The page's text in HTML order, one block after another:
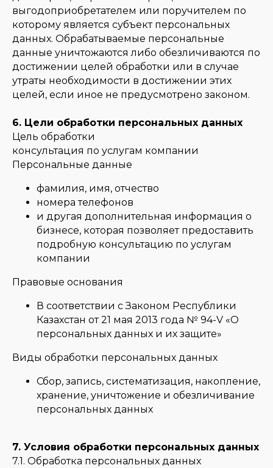
выгодоприобретателем или поручителем по
которому является субъект персональных
данных. Обрабатываемые персональные
данные уничтожаются либо обезличиваются по
достижении целей обработки или в случае
утраты необходимости в достижении этих
целей, если иное не предусмотрено законом.
6. Цели обработки персональных данных
Цель обработки
консультация по услугам компании
Персональные данные
фамилия, имя, отчество
номера телефонов
и другая дополнительная информация о
бизнесе, которая позволяет предоставить
подробную консультацию по услугам
компании
Правовые основания
В соответствии с Законом Республики
Казахстан от 21 мая 2013 года № 94-V «О
персональных данных и их защите»
Виды обработки персональных данных
Сбор, запись, систематизация, накопление,
хранение, уничтожение и обезличивание
персональных данных
7. Условия обработки персональных данных
7.1. Обработка персональных данных